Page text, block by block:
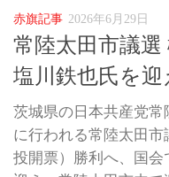
赤旗記事 2026年6月29日
常陸太田市議
塩川鉄也氏を
茨城県の日本共産党常
に行われる常陸太田市
投開票）勝利へ、国